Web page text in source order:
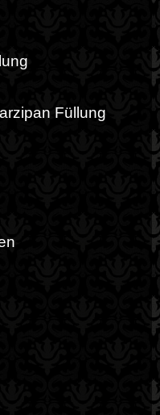
Füllung